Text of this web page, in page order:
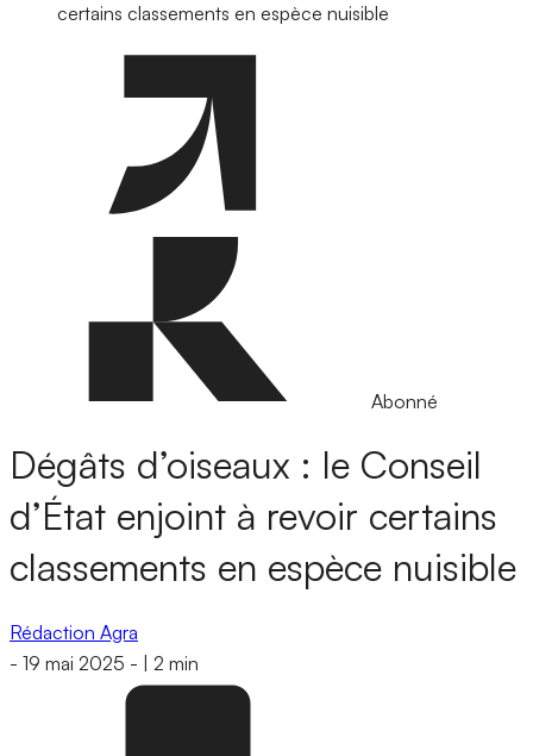
certains classements en espèce nuisible
Abonné
Dégâts d’oiseaux : le Conseil
d’État enjoint à revoir certains
classements en espèce nuisible
Rédaction Agra
- 19 mai 2025 - 2 min